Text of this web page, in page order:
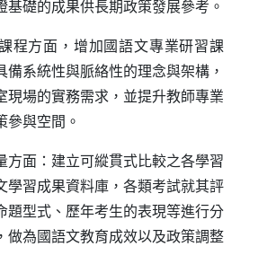
基礎的成果供長期政策發展參考。
程方面，增加國語文專業研習課
備系統性與脈絡性的理念與架構，
現場的實務需求，並提升教師專業
參與空間。
方面：建立可縱貫式比較之各學習
學習成果資料庫，各類考試就其評
題型式、歷年考生的表現等進行分
做為國語文教育成效以及政策調整